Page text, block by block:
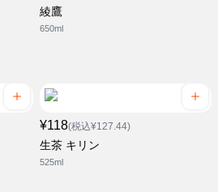
綾鷹
650ml
¥118(税込¥127.44)
生茶 キリン
525ml